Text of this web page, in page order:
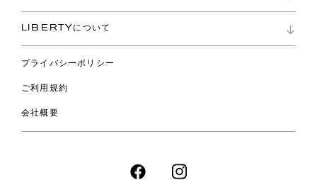
ファブリックス
バッグ
ウェア
ライフスタイル
スペシャル
リバティ・ファブリックス
LIBERTYについて
プライバシーポリシー
ご利用規約
会社概要